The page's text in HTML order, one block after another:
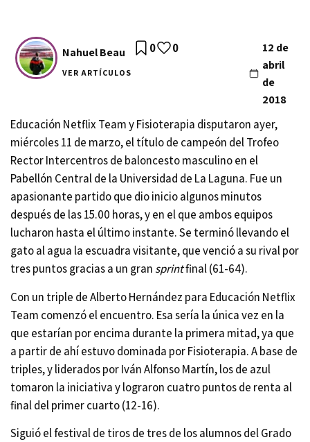
Nahuel Beau
VER ARTÍCULOS
12 de
abril
de
2018
0 0
Educación Netflix Team y Fisioterapia disputaron ayer,
miércoles 11 de marzo, el título de campeón del Trofeo
Rector Intercentros de baloncesto masculino en el
Pabellón Central de la Universidad de La Laguna. Fue un
apasionante partido que dio inicio algunos minutos
después de las 15.00 horas, y en el que ambos equipos
lucharon hasta el último instante. Se terminó llevando el
gato al agua la escuadra visitante, que venció a su rival por
tres puntos gracias a un gran sprintfinal (61-64).
Con un triple de Alberto Hernández para Educación Netflix
Team comenzó el encuentro. Esa sería la única vez en la
que estarían por encima durante la primera mitad, ya que
a partir de ahí estuvo dominada por Fisioterapia. A base de
triples, y liderados por Iván Alfonso Martín, los de azul
tomaron la iniciativa y lograron cuatro puntos de renta al
final del primer cuarto (12-16).
Siguió el festival de tiros de tres de los alumnos del Grado